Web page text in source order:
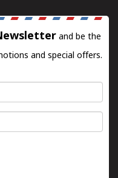
and be the
and special offers.